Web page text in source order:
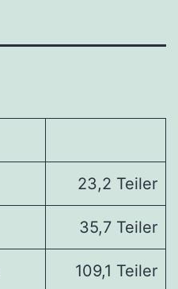
23,2 Teiler
35,7 Teiler
109,1 Teiler